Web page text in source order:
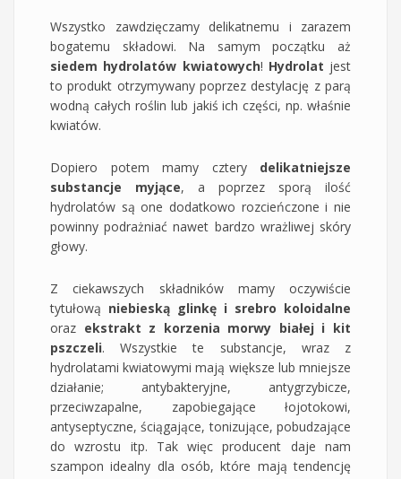
Wszystko zawdzięczamy delikatnemu i zarazem
bogatemu składowi. Na samym początku aż
siedem hydrolatów kwiatowych! Hydrolat jest
to produkt otrzymywany poprzez destylację z parą
wodną całych roślin lub jakiś ich części, np. właśnie
kwiatów.
Dopiero potem mamy cztery delikatniejsze
substancje myjące, a poprzez sporą ilość
hydrolatów są one dodatkowo rozcieńczone i nie
powinny podrażniać nawet bardzo wrażliwej skóry
głowy.
Z ciekawszych składników mamy oczywiście
tytułową niebieską glinkę i srebro koloidalne
oraz ekstrakt z korzenia morwy białej i kit
pszczeli. Wszystkie te substancje, wraz z
hydrolatami kwiatowymi mają większe lub mniejsze
działanie; antybakteryjne, antygrzybicze,
przeciwzapalne, zapobiegające łojotokowi,
antyseptyczne, ściągające, tonizujące, pobudzające
do wzrostu itp. Tak więc producent daje nam
szampon idealny dla osób, które mają tendencję